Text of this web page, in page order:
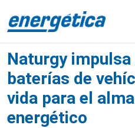
Menu
Menu
Naturgy
baterías de
vida para el
energético